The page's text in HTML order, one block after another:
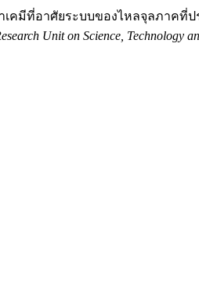
วิชาเคมีที่อาศัยระบบของไหลจุลภา
Unit on Science, Technology